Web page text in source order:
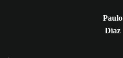
Paulo
Díaz